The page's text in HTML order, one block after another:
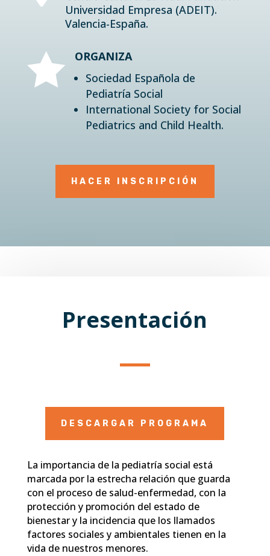
Universidad Empresa (ADEIT).
Valencia-España.

ORGANIZA
Sociedad Española de
Pediatría Social
International Society for Social
Pediatrics and Child Health.
HACER INSCRIPCIÓN
Presentación
DESCARGAR PROGRAMA
La importancia de la pediatría social está
marcada por la estrecha relación que guarda
con el proceso de salud-enfermedad, con la
protección y promoción del estado de
bienestar y la incidencia que los llamados
factores sociales y ambientales tienen en la
vida de nuestros menores.